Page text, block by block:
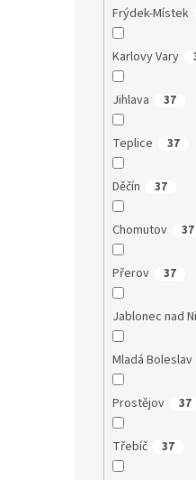
Frýdek-Místek
Karlovy Vary
Jihlava 37
Teplice 37
Děčín 37
Chomutov 37
Přerov 37
Jablonec nad
Mladá Boleslav
Prostějov 37
Třebíč 37